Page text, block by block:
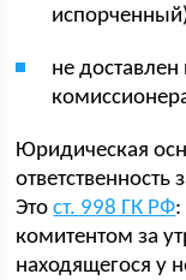
не
Юридическая
ответственность
Этост. 998 ГК РФ:
комитентом за
находящегося у